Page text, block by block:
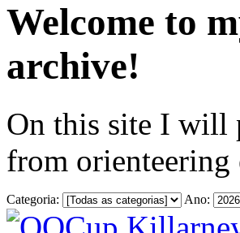
Welcome to
archive!
On this site I will
from orienteering
Categoria: Ano: